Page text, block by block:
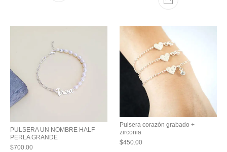
PULSERA UN NOMBRE HALF
PERLA GRANDE
$700.00
Pulsera corazón grabado +
zirconia
$450.00